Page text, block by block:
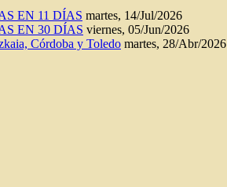
EN 11 DÍAS martes, 14/Jul/2026
EN 30 DÍAS viernes, 05/Jun/2026
Córdoba y Toledo martes, 28/Abr/2026